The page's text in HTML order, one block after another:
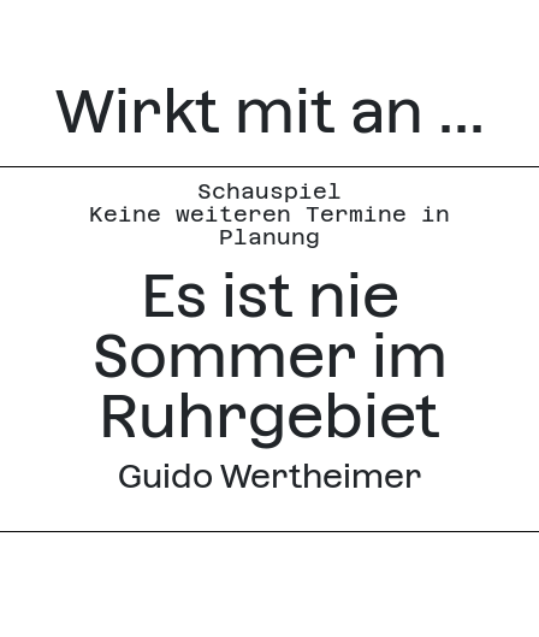
Wirkt mit an ...
Keine weiteren Termine in
Planung
Schauspiel
Es ist nie
Sommer im
Ruhrgebiet
Guido Wertheimer